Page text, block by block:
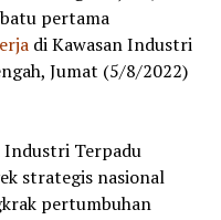
pertama
di Kawasan Industri
Jumat (5/8/2022)
Industri Terpadu
strategis nasional
pertumbuhan